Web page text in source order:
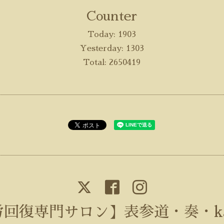
Counter
Today: 1903
Yesterday: 1303
Total: 2650419
回復専門サロン】表参道・奏・